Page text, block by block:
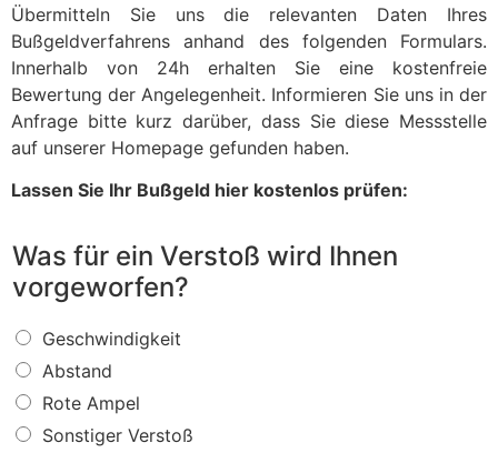
Übermitteln Sie uns die relevanten Daten Ihres
Bußgeldverfahrens anhand des folgenden Formulars.
Innerhalb von 24h erhalten Sie eine kostenfreie
Bewertung der Angelegenheit. Informieren Sie uns in der
Anfrage bitte kurz darüber, dass Sie diese Messstelle
auf unserer Homepage gefunden haben.
Lassen Sie Ihr Bußgeld hier kostenlos prüfen:
Was für ein Verstoß wird Ihnen
vorgeworfen?
W
a
s
f
ü
r
Geschwindigkeit
Abstand
Rote Ampel
Sonstiger Verstoß